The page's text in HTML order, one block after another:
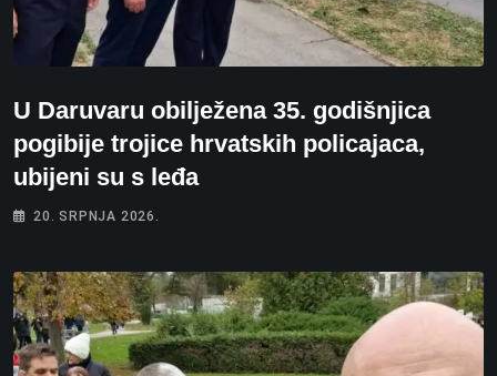
U Daruvaru obilježena 35. godišnjica
pogibije trojice hrvatskih policajaca,
ubijeni su s leđa
20. SRPNJA 2026.